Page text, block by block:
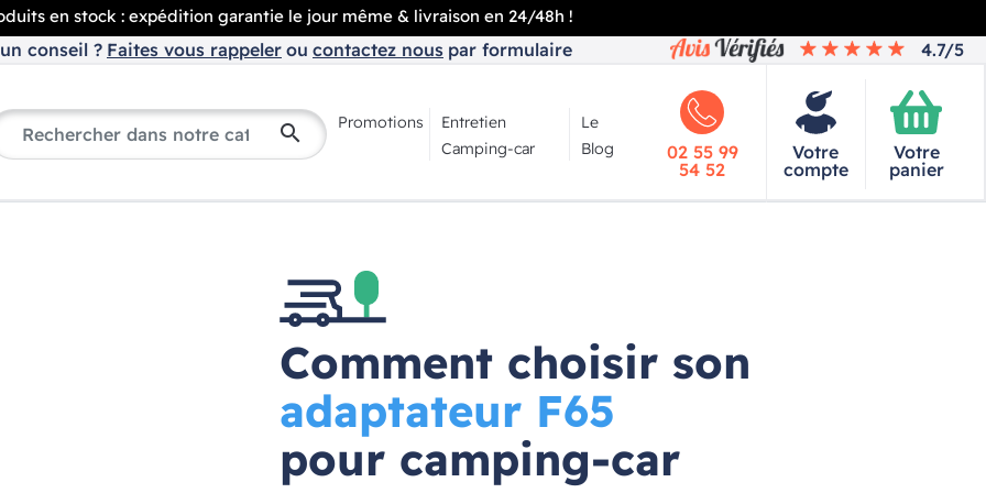
en stock : expédition garantie le jour même & livraison en 24/48h !
conseil ? Faites vous rappeler ou contactez nous par formulaire 4.7/5
search Promotions
Entretien
Camping-car
Le
Blog
02 55 99
54 52
Votre
compte
Votre
panier
Comment choisir son
adaptateur F65
pour camping-car